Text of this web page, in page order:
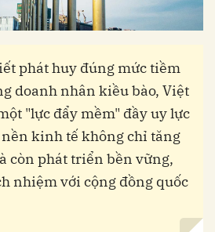
phát huy đúng mức tiềm
doanh nhân kiều bào, Việt
"lực đẩy mềm" đầy uy lực
kinh tế không chỉ tăng
còn phát triển bền vững,
nhiệm với cộng đồng quốc